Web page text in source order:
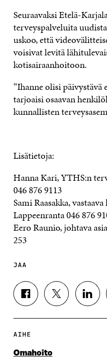
Seuraavaksi Etelä-
terveyspalveluita
uskoo, että
voisivat levitä
kotisairaanhoitoon.
”Ihanne olisi päivystävä
tarjoaisi osaavan
kunnallisten
Lisätietoja:
Hanna Kari, YTHS:n
046 876 9113
Sami Raasakka,
Lappeenranta 046 876
Eero Raunio, johtava
253
JAA
J
A
A
E
J
A
J
A
AIHE
Omahoito